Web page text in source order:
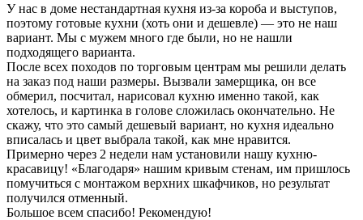
У нас в доме нестандартная кухня из-за короба и выступов,
поэтому готовые кухни (хоть они и дешевле) — это не наш
вариант. Мы с мужем много где были, но не нашли
подходящего варианта.
После всех походов по торговым центрам мы решили делать
на заказ под наши размеры. Вызвали замерщика, он все
обмерил, посчитал, нарисовал кухню именно такой, как
хотелось, и картинка в голове сложилась окончательно. Не
скажу, что это самый дешевый вариант, но кухня идеально
вписалась и цвет выбрала такой, как мне нравится.
Примерно через 2 недели нам установили нашу кухню-
красавицу! «Благодаря» нашим кривым стенам, им пришлось
помучиться с монтажом верхних шкафчиков, но результат
получился отменный.
Большое всем спасибо! Рекомендую!